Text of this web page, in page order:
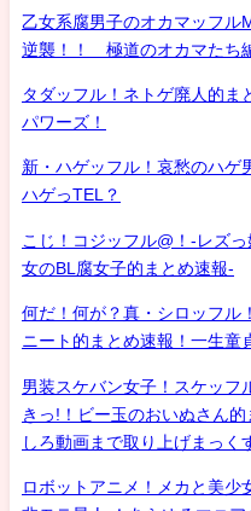
乙女系腐男子のオカマッフ
逆襲！！ 極道のオカマたち
タダッフル！ネトゲ廃人的ま
パワーズ！
新・ハゲッフル！哀愁のハゲ
ハゲっTEL？
こじ！コジッフル@！-レズ
女のBL腐女子的まとめ速報-
何だ！何が？真・シロッフ
ニート的まとめ速報！一生童
男装スケバン女子！スケッフ
きっ!！ビー玉のおいぬさん
しろ動画まで取り上げまっく
ロボットアニメ！メカと美少